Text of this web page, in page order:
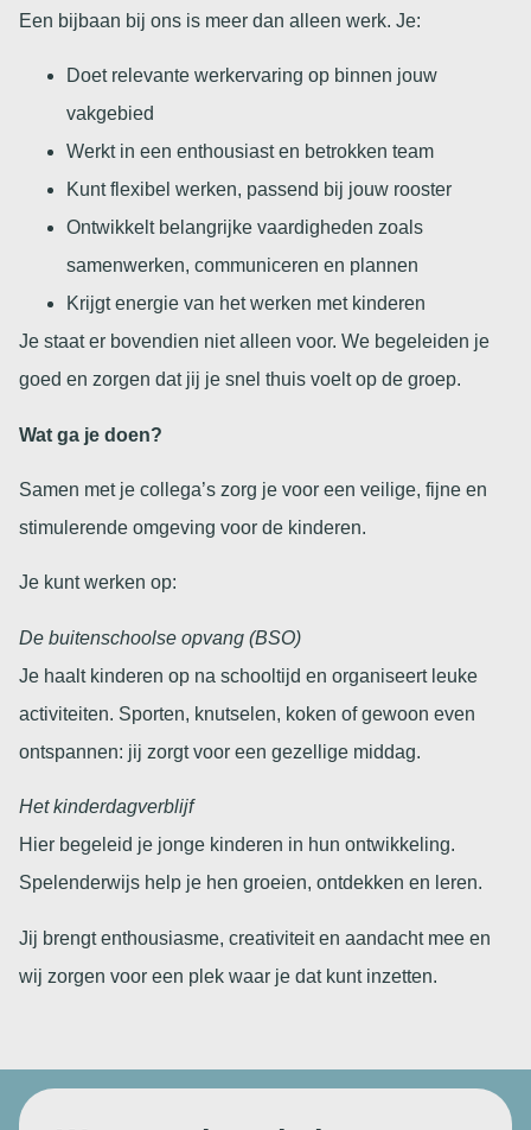
Een bijbaan bij ons is meer dan alleen werk. Je:
Doet relevante werkervaring op binnen jouw
vakgebied
Werkt in een enthousiast en betrokken team
Kunt flexibel werken, passend bij jouw rooster
Ontwikkelt belangrijke vaardigheden zoals
samenwerken, communiceren en plannen
Krijgt energie van het werken met kinderen
Je staat er bovendien niet alleen voor. We begeleiden je
goed en zorgen dat jij je snel thuis voelt op de groep.
Wat ga je doen?
Samen met je collega’s zorg je voor een veilige, fijne en
stimulerende omgeving voor de kinderen.
Je kunt werken op:
De buitenschoolse opvang (BSO)
Je haalt kinderen op na schooltijd en organiseert leuke
activiteiten. Sporten, knutselen, koken of gewoon even
ontspannen: jij zorgt voor een gezellige middag.
Het kinderdagverblijf
Hier begeleid je jonge kinderen in hun ontwikkeling.
Spelenderwijs help je hen groeien, ontdekken en leren.
Jij brengt enthousiasme, creativiteit en aandacht mee en
wij zorgen voor een plek waar je dat kunt inzetten.